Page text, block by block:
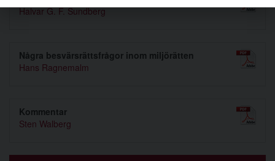
Halvar G. F. Sundberg
Några besvärsrättsfrågor inom miljörätten
Hans Ragnemalm
Kommentar
Sten Walberg